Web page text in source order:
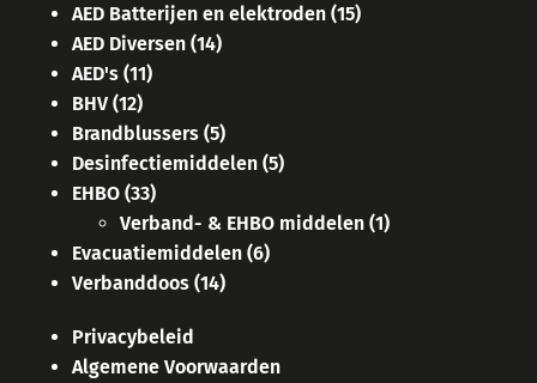
AED Batterijen en elektroden (15)
AED Diversen (14)
AED's (11)
BHV (12)
Brandblussers (5)
Desinfectiemiddelen (5)
EHBO (33)
Verband- & EHBO middelen (1)
Evacuatiemiddelen (6)
Verbanddoos (14)
Privacybeleid
Algemene Voorwaarden